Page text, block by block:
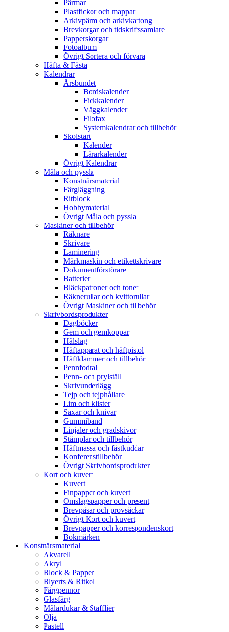
Pärmar
Plastfickor och mappar
Arkivpärm och arkivkartong
Brevkorgar och tidskriftssamlare
Papperskorgar
Fotoalbum
Övrigt Sortera och förvara
Häfta & Fästa
Kalendrar
Årsbundet
Bordskalender
Fickkalender
Väggkalender
Filofax
Systemkalendrar och tillbehör
Skolstart
Kalender
Lärarkalender
Övrigt Kalendrar
Måla och pyssla
Konstnärsmaterial
Färgläggning
Ritblock
Hobbymaterial
Övrigt Måla och pyssla
Maskiner och tillbehör
Räknare
Skrivare
Laminering
Märkmaskin och etikettskrivare
Dokumentförstörare
Batterier
Bläckpatroner och toner
Räknerullar och kvittorullar
Övrigt Maskiner och tillbehör
Skrivbordsprodukter
Dagböcker
Gem och gemkoppar
Hålslag
Häftapparat och häftpistol
Häftklammer och tillbehör
Pennfodral
Penn- och prylställ
Skrivunderlägg
Tejp och tejphållare
Lim och klister
Saxar och knivar
Gummiband
Linjaler och gradskivor
Stämplar och tillbehör
Häftmassa och fästkuddar
Konferenstillbehör
Övrigt Skrivbordsprodukter
Kort och kuvert
Kuvert
Finpapper och kuvert
Omslagspapper och present
Brevpåsar och provsäckar
Övrigt Kort och kuvert
Brevpapper och korrespondenskort
Bokmärken
Konstnärsmaterial
Akvarell
Akryl
Block & Papper
Blyerts & Ritkol
Färgpennor
Glasfärg
Målardukar & Stafflier
Olja
Pastell